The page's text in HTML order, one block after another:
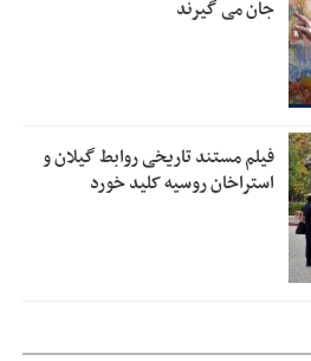
جان می گیرند
فیلم مستند تاریخی روابط گیلان و
استراخان روسیه کلید خورد